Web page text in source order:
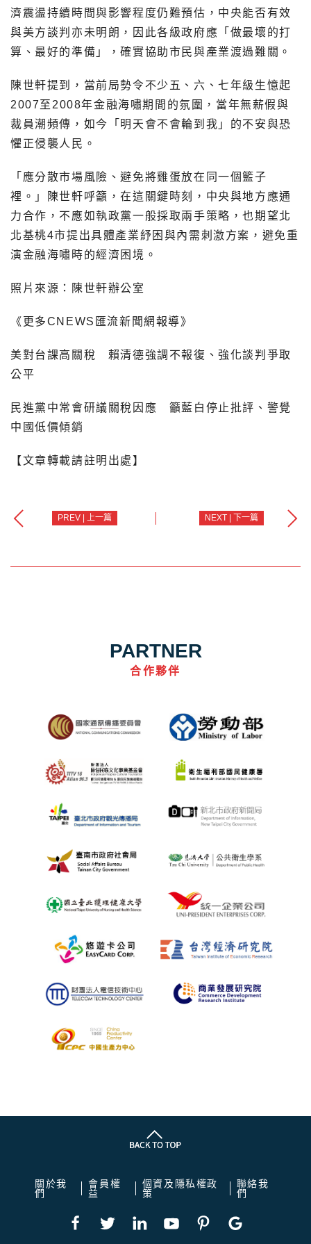
濟震盪持續時間與影響程度仍難預估，中央能否有效
與美方談判亦未明朗，因此各級政府應「做最壞的打
算、最好的準備」，確實協助市民與產業渡過難關。
陳世軒提到，當前局勢令不少五、六、七年級生憶起
2007至2008年金融海嘯期間的氛圍，當年無薪假與
裁員潮頻傳，如今「明天會不會輪到我」的不安與恐
懼正侵襲人民。
「應分散市場風險、避免將雞蛋放在同一個籃子
裡。」陳世軒呼籲，在這關鍵時刻，中央與地方應通
力合作，不應如執政黨一般採取兩手策略，也期望北
北基桃4市提出具體產業紓困與內需刺激方案，避免重
演金融海嘯時的經濟困境。
照片來源：陳世軒辦公室
《更多CNEWS匯流新聞網報導》
美對台課高關稅 賴清德強調不報復、強化談判爭取
公平
民進黨中常會研議關稅因應 籲藍白停止批評、警覺
中國低價傾銷
【文章轉載請註明出處】
PREV | 上一篇 NEXT | 下一篇
PARTNER
合作夥伴
關於我
們
會員權
益
個資及隱私權政
策
聯絡我
們